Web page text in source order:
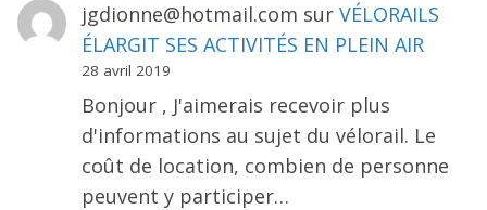
jgdionne@hotmail.com sur VÉLORAILS
ÉLARGIT SES ACTIVITÉS EN PLEIN AIR
28 avril 2019
Bonjour , J'aimerais recevoir plus
d'informations au sujet du vélorail. Le
coût de location, combien de personne
peuvent y participer…